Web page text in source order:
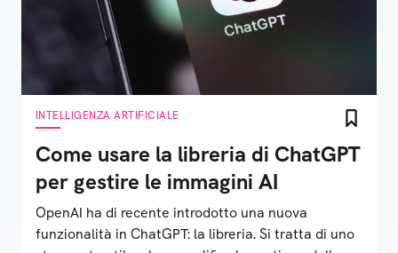
INTELLIGENZA ARTIFICIALE
Come usare la libreria di ChatGPT
per gestire le immagini AI
OpenAI ha di recente introdotto una nuova
funzionalità in ChatGPT: la libreria. Si tratta di uno